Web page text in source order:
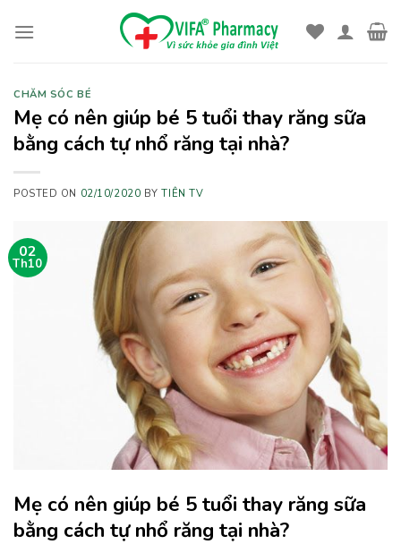
CHĂM SÓC BÉ
Mẹ có nên giúp bé 5 tuổi thay răng sữa
bằng cách tự nhổ răng tại nhà?
POSTED ON 02/10/2020 BYTIÊN TV
02
Th10
Mẹ có nên giúp bé 5 tuổi thay răng sữa
bằng cách tự nhổ răng tại nhà?